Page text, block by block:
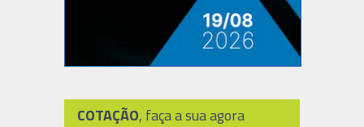
COTAÇÃO, faça a sua agora